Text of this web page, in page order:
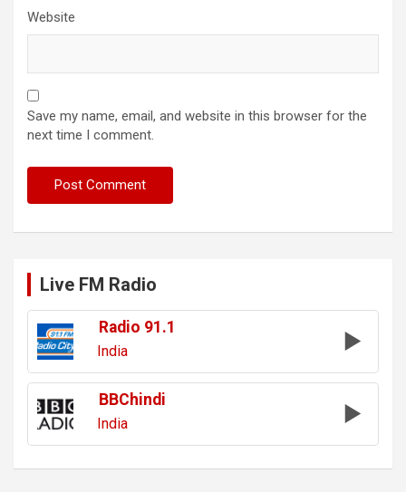
Website
Save my name, email, and website in this browser for the
next time I comment.
Live FM Radio
Radio 91.1
India
BBChindi
India